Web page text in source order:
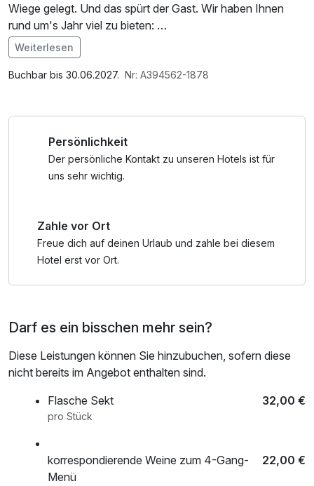
Wiege gelegt. Und das spürt der Gast. Wir haben Ihnen
rund um's Jahr viel zu bieten:
Schlemmen:
Liebe geht nun mal durch den Magen. Und weil die
weiteren Ansporn.
Wellness:
ganz exklusiv - Allein zu Zweit - entspannen. In den
Angeboten "Turteltaubentagen" sind 2 Stunden Aufenthalt
bereits enthalten.
Schlemmerfrühstück vom Buffet, unsere Hotelgäste
unsere Saunalandschaft nutzen.
Im Angebot enthalten
Nutzung Öffentliches Internetterminal, Shuttleservice
Weiterlesen
Buchbar bis 30.06.2027. Nr: A394562-1878
Persönlichkeit
Der persönliche Kontakt zu unseren Hotels ist für
uns sehr wichtig.
Zahle vor Ort
Freue dich auf deinen Urlaub und zahle bei diesem
Hotel erst vor Ort.
Darf es ein bisschen mehr sein?
Diese Leistungen können Sie hinzubuchen, sofern diese
nicht bereits im Angebot enthalten sind.
Flasche Sekt
32,00 €
pro Stück
korrespondierende Weine zum 4-Gang-
Menü
22,00 €